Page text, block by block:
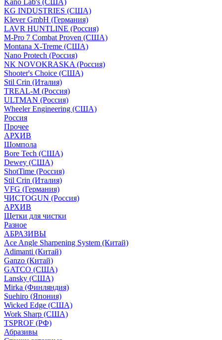
Kano Lab's (США)
KG INDUSTRIES (США)
Klever GmbH (Германия)
LAVR HUNTLINE (Россия)
M-Pro 7 Combat Proven (СШA)
Montana X-Treme (США)
Nano Protech (Россия)
NK NOVOKRASKA (Россия)
Shooter's Choice (СШA)
Stil Crin (Италия)
TREAL-M (Россия)
ULTMAN (Россия)
Wheeler Engineering (СШA)
Россия
Прочее
АРХИВ
Шомпола
Bore Tech (США)
Dewey (США)
ShotTime (Россия)
Stil Crin (Италия)
VFG (Германия)
ЧИСТОGUN (Россия)
АРХИВ
Щетки для чистки
Разное
АБРАЗИВЫ
Ace Angle Sharpening System (Китай)
Adimanti (Китай)
Ganzo (Китай)
GATCO (США)
Lansky (США)
Mirka (Финляндия)
Suehiro (Япония)
Wicked Edge (США)
Work Sharp (США)
TSPROF (РФ)
Абразивы